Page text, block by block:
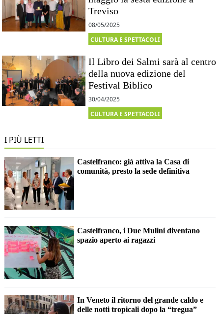
Treviso
08/05/2025
CULTURA E SPETTACOLI
Il Libro dei Salmi sarà al centro
della nuova edizione del
Festival Biblico
30/04/2025
CULTURA E SPETTACOLI
I PIÙ LETTI
Castelfranco: già attiva la Casa di
comunità, presto la sede definitiva
Castelfranco, i Due Mulini diventano
spazio aperto ai ragazzi
In Veneto il ritorno del grande caldo e
delle notti tropicali dopo la “tregua”